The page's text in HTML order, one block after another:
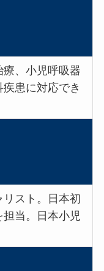
、小児呼吸器
患に対応でき
スト。日本初
当。日本小児